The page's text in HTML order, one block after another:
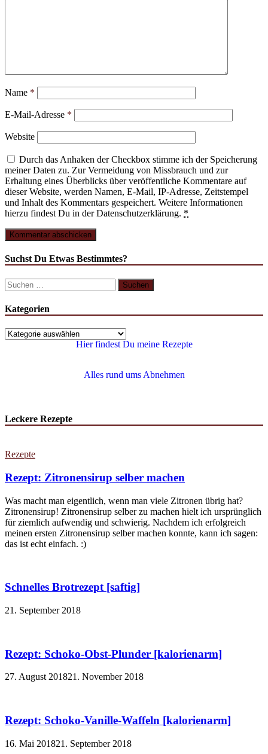
Name *
E-Mail-Adresse *
Website
Durch das Anhaken der Checkbox stimme ich der Speicherung
meiner Daten zu. Zur Vermeidung von Missbrauch und zur
Erhaltung eines Überblicks über veröffentliche Kommentare auf
dieser Website, werden Namen, E-Mail, IP-Adresse, Zeitstempel
und Inhalt des Kommentars gespeichert. Weitere Informationen
hierzu findest Du in der Datenschutzerklärung. *
Suchst Du Etwas Bestimmtes?
Kategorien
Hier findest Du meine Rezepte
Alles rund ums Abnehmen
Leckere Rezepte
Rezepte
Rezept: Zitronensirup selber machen
Was macht man eigentlich, wenn man viele Zitronen übrig hat?
Zitronensirup! Zitronensirup selber zu machen hielt ich ursprünglich
für ziemlich aufwendig und schwierig. Nachdem ich erfolgreich
meinen ersten Zitronensirup selber machen konnte, kann ich sagen:
das ist echt einfach. :)
Schnelles Brotrezept [saftig]
21. September 2018
Rezept: Schoko-Obst-Plunder [kalorienarm]
27. August 201821. November 2018
Rezept: Schoko-Vanille-Waffeln [kalorienarm]
16. Mai 201821. September 2018